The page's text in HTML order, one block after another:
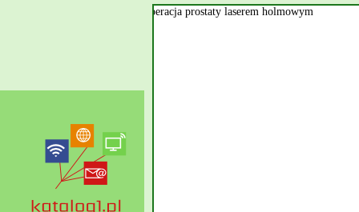
nerkowych. Kamienica
Specjalista realizuje się
stanu zdrowia, od razu